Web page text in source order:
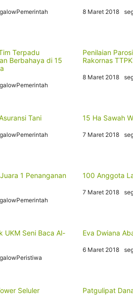
8 Maret 2018
Terpadu
Berbahaya di 15
Penilaian
Rakornas
8 Maret 2018
Tani 15 Ha Sawah
7 Maret 2018
1 Penanganan
100 Anggota
7 Maret 2018
UKM Seni Baca Al-
Eva Dwiana
6 Maret 2018
Seluler Patgulipat